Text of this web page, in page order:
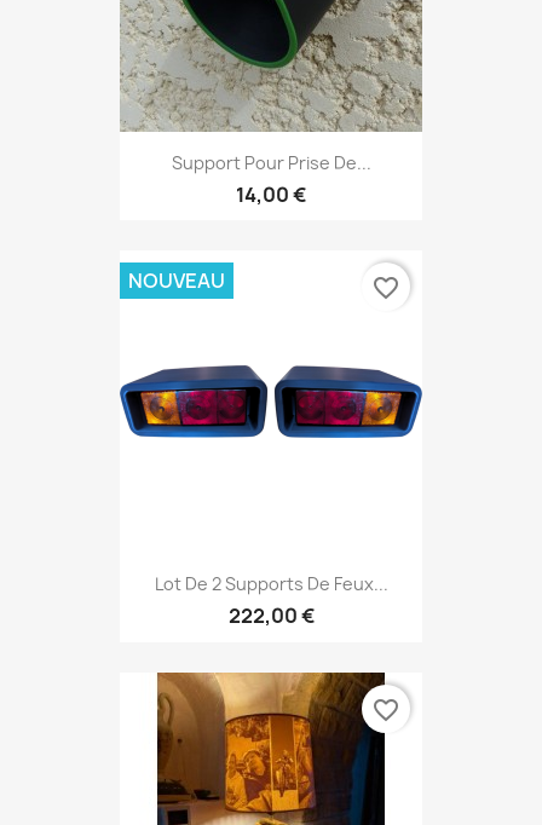
Support Pour Prise De...
14,00 €
Lot De 2 Supports De Feux...
222,00 €
NOUVEAU favorite_border
favorite_border